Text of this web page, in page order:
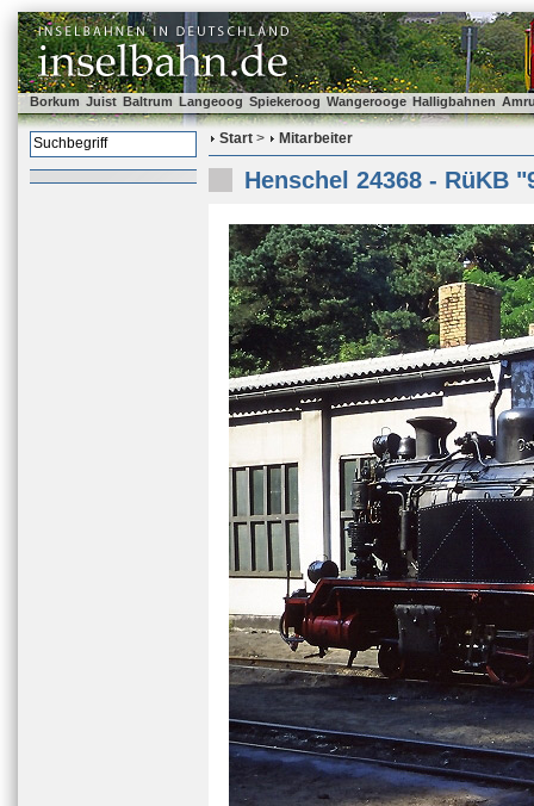
Borkum Juist Baltrum Langeoog Spiekeroog Wangerooge Halligbahnen
Start > Mitarbeiter
Henschel 24368 - RüKB